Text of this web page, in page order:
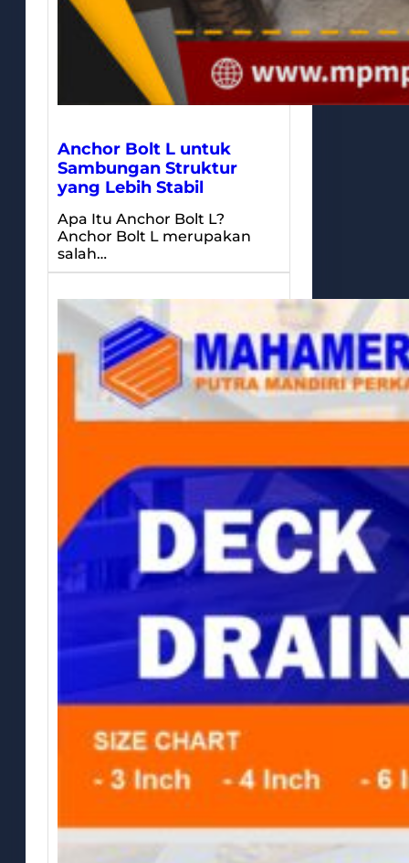
Anchor Bolt L untuk
Sambungan Struktur
yang Lebih Stabil
Apa Itu Anchor Bolt L?
Anchor Bolt L merupakan
salah…